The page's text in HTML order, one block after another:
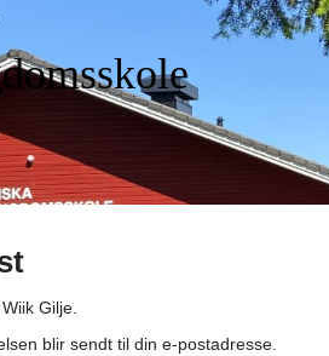
Gilje.
blir sendt til din e-postadresse.